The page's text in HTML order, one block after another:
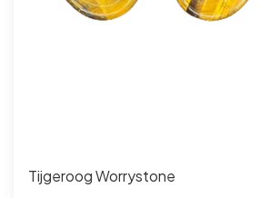
Tijgeroog Worrystone